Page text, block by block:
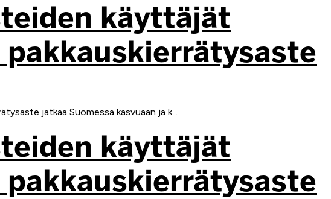
käyttäjät
jatkaa Suomessa kasvuaan ja k...
käyttäjät